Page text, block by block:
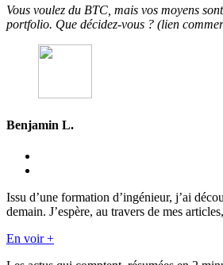
Vous voulez du BTC, mais vos moyens
portfolio. Que décidez-vous ? (lien
Benjamin L.
Issu d’une formation d’ingénieur, j’ai
demain. J’espère, au travers de mes
En voir +